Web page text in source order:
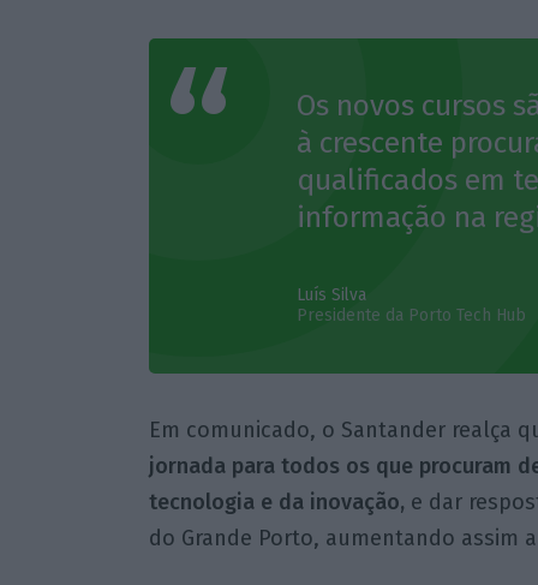
Os novos cursos
à crescente
qualificados em
informação na
Luís Silva
Presidente da Porto Tech Hub
Em comunicado, o Santander realça
jornada para todos os que procuram
tecnologia e da inovação, e dar
do Grande Porto, aumentando assim